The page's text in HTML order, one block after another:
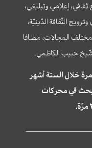
إعلامي وتبليغي،
الثّقافة الدّينيّة،
المجالات، مضافا
حبيب الكاظمي.
تمّت زيارة موقع سراج ٤,٨٠٠,٠٠٠ مرة خلال الستة أشهر
في محركات